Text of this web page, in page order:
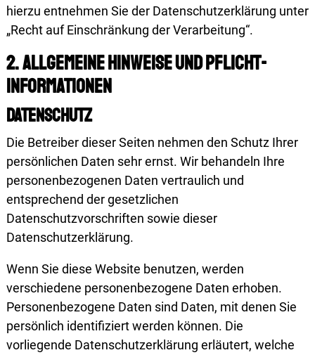
hierzu entnehmen Sie der Datenschutzerklärung unter
„Recht auf Einschränkung der Verarbeitung“.
2. Allgemeine Hinweise und Pflicht­
informa­tionen
Datenschutz
Die Betreiber dieser Seiten nehmen den Schutz Ihrer
persönlichen Daten sehr ernst. Wir behandeln Ihre
personenbezogenen Daten vertraulich und
entsprechend der gesetzlichen
Datenschutzvorschriften sowie dieser
Datenschutzerklärung.
Wenn Sie diese Website benutzen, werden
verschiedene personenbezogene Daten erhoben.
Personenbezogene Daten sind Daten, mit denen Sie
persönlich identifiziert werden können. Die
vorliegende Datenschutzerklärung erläutert, welche